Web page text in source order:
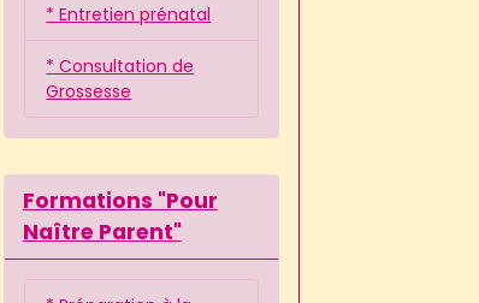
* Entretien prénatal
* Consultation de
Grossesse
Formations "Pour
Naître Parent"